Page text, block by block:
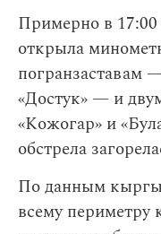
Примерно в
открыла
погранзаставам
«Достук» — и
«Кожогар» и
обстрела
По данным
всему